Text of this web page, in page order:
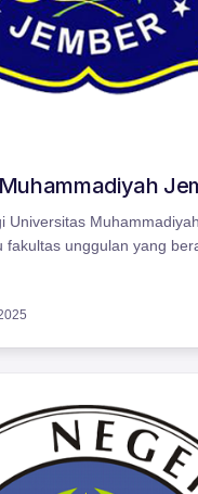
Universitas
unggulan yang